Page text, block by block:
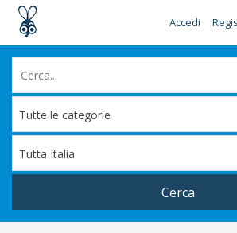
Accedi
Tutte le categorie
Tutta Italia
Cerca